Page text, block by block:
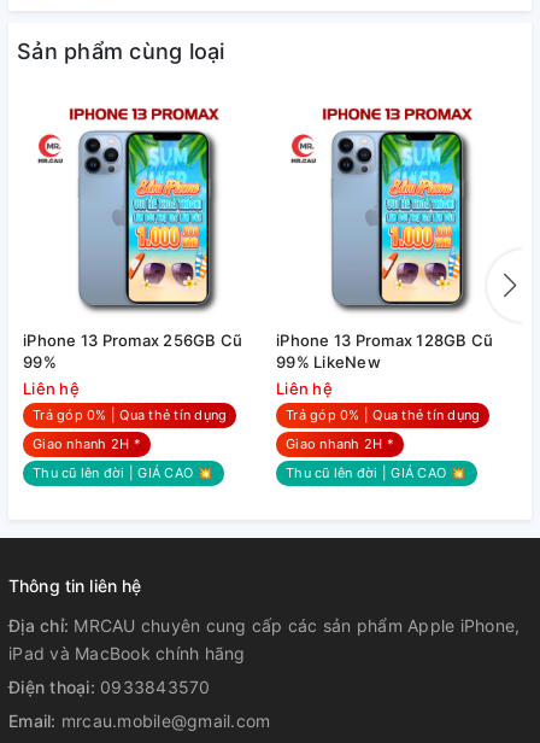
Sản phẩm cùng loại
iPhone 13 Promax 256GB Cũ
99%
Liên hệ
Trả góp 0% | Qua thẻ tín dụng
Giao nhanh 2H *
Thu cũ lên đời | GIÁ CAO 💥
iPhone 13 Promax 128GB Cũ
99% LikeNew
Liên hệ
Trả góp 0% | Qua thẻ tín dụng
Giao nhanh 2H *
Thu cũ lên đời | GIÁ CAO 💥
Thông tin liên hệ
Địa chỉ: MRCAU chuyên cung cấp các sản phẩm Apple iPhone,
iPad và MacBook chính hãng
Điện thoại: 0933843570
Email: mrcau.mobile@gmail.com